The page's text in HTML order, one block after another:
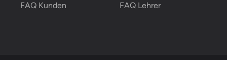
FAQ Kunden
FAQ Lehrer